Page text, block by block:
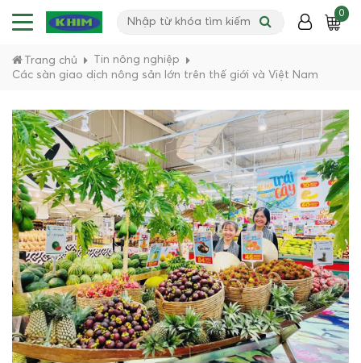
0
Trang chủ
Tin nông nghiệp
Các sàn giao dịch nông sản lớn trên thế giới và Việt Nam